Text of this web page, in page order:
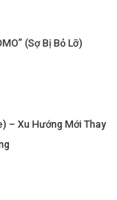
(Sợ Bị Bỏ Lỡ)
– Xu Hướng Mới Thay